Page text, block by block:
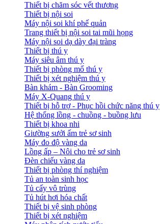
Thiết bị chăm sóc vết thương
Thiết bị nội soi
Máy nội soi khí phế quản
Trang thiết bị nội soi tai mũi họng
Máy nội soi dạ dày đại tràng
Thiết bị thú y
Máy siêu âm thú y
Thiết bị phòng mổ thú y
Thiết bị xét nghiệm thú y
Bàn khám - Bàn Grooming
Máy X-Quang thú y
Thiết bị hỗ trợ - Phục hồi chức năng thú y
Hệ thống lồng - chuồng - buồng lưu
Thiết bị khoa nhi
Giường sưởi ấm trẻ sơ sinh
Máy đo độ vàng da
Lồng ấp – Nôi cho trẻ sơ sinh
Đèn chiếu vàng da
Thiết bị phòng thí nghiệm
Tủ an toàn sinh học
Tủ cấy vô trùng
Tủ hút hơi hóa chất
Thiết bị vệ sinh phòng
Thiết bị xét nghiệm